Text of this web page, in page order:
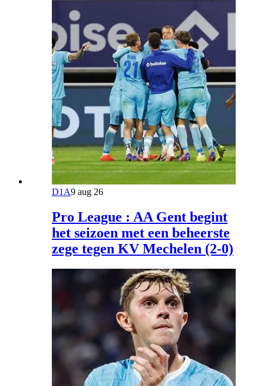
D1A9 aug 26
Pro League : AA Gent begint
het seizoen met een beheerste
zege tegen KV Mechelen (2-0)